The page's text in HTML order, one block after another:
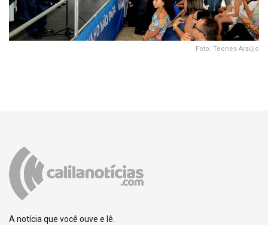
Foto: Teones Araújo
A notícia que você ouve e lê.